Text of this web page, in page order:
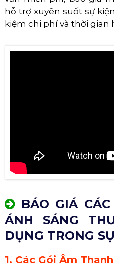
hỗ trợ xuyên suốt sự
kiệm chi phí và thời gian
BÁO GIÁ
ÁNH SÁNG
DỤNG TRONG
1. Các Gói Âm